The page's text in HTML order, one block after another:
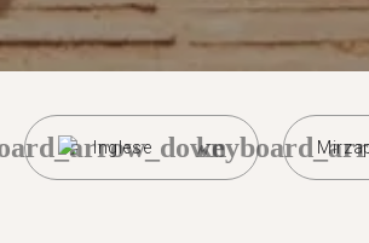
Inglese